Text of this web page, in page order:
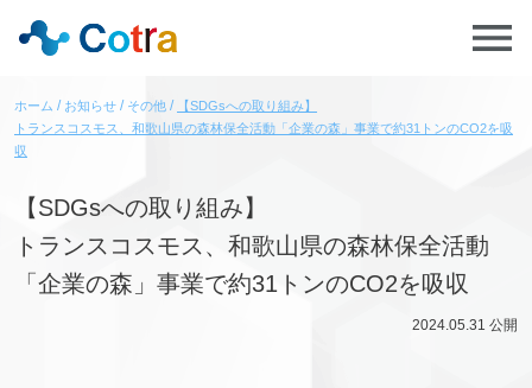
ホーム お知らせ その他
【SDGsへの取り組み】
トランスコスモス、和歌山県の森林保全活動「企業の森」事業で約31トンのCO2を吸
収
【SDGsへの取り組み】
トランスコスモス、和歌山県の森林保全活動
「企業の森」事業で約31トンのCO2を吸収
2024.05.31 公開